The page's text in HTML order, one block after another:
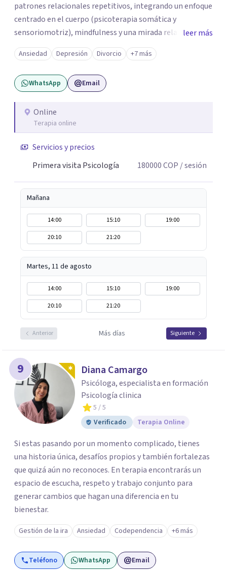
patrones relacionales repetitivos, integrando un enfoque
centrado en el cuerpo (psicoterapia somática y
sensoriomotriz), mindfulness y una mirada relacional y
psicodinámica. En terapia te ayudo a entender lo que te
pasa sin juicio, a regular tu sistema nervioso y a
desarrollar recursos concretos para sentirte más
presente, estable y en paz contigo. También tengo
lo que me permite abordar dinámicas profundas que
pueden estar influyendo en tu historia y tus vínculos
leer más
Ansiedad Depresión Divorcio +7 más
WhatsApp Email
Online
Terapia online
Servicios y precios
Primera visita Psicología
180000COP / sesión
Mañana
14:00 15:10
19:00
20:10
21:20
Martes, 11 de agosto
14:00 15:10
19:00
20:10
21:20
Anterior Más días Siguiente
9 Diana Camargo
Psicóloga, especialista en formación
Psicología clinica
5 / 5
Verificado
Terapia Online
Si estas pasando por un momento complicado, tienes
una historia única, desafíos propios y también fortalezas
que quizá aún no reconoces. En terapia encontrarás un
espacio de escucha, respeto y trabajo conjunto para
generar cambios que hagan una diferencia en tu
bienestar.
Gestión de la ira Ansiedad Codependencia +6 más
Teléfono WhatsApp Email